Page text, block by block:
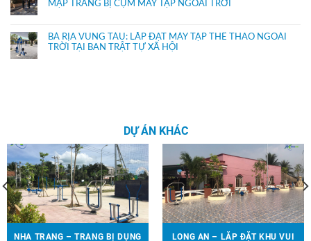
MẬP TRANG BỊ CỤM MÁY TẬP NGOÀI TRỜI
BÀ RỊA VŨNG TÀU: LẮP ĐẶT MÁY TẬP THỂ THAO NGOÀI
TRỜI TẠI BAN TRẬT TỰ XÃ HỘI
DỰ ÁN KHÁC
NHA TRANG – TRANG BỊ DỤNG
LONG AN – LẮP ĐẶT KHU VUI